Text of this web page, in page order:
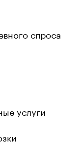
спроса
услуги